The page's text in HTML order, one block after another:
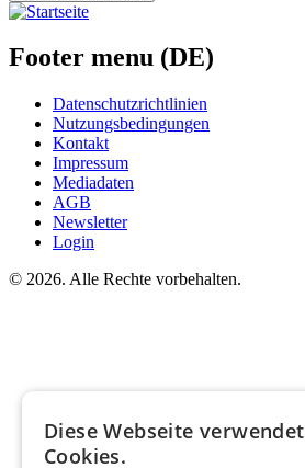
Footer menu (DE)
Datenschutzrichtlinien
Nutzungsbedingungen
Kontakt
Impressum
Mediadaten
AGB
Newsletter
Login
© 2026. Alle Rechte vorbehalten.
Diese Webseite verwendet
Cookies.